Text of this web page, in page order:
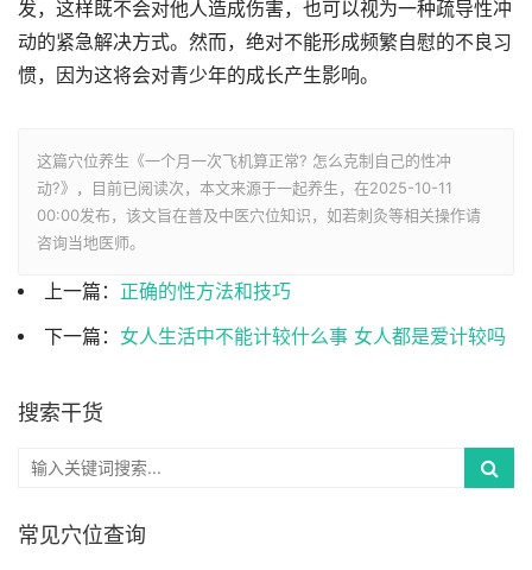
发，这样既不会对他人造成伤害，也可以视为一种疏导性冲
动的紧急解决方式。然而，绝对不能形成频繁自慰的不良习
惯，因为这将会对青少年的成长产生影响。
这篇穴位养生《一个月一次飞机算正常? 怎么克制自己的性冲
动?》，目前已阅读次，本文来源于一起养生，在2025-10-11
00:00发布，该文旨在普及中医穴位知识，如若刺灸等相关操作请
咨询当地医师。
上一篇： 正确的性方法和技巧
下一篇： 女人生活中不能计较什么事 女人都是爱计较吗
搜索干货
常见穴位查询